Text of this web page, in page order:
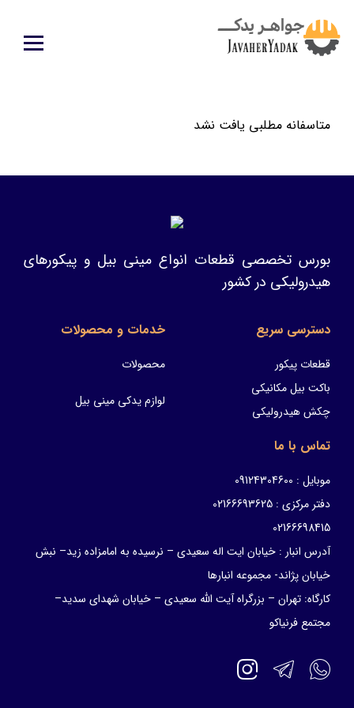
متاسفانه مطلبی یافت نشد
بورس تخصصی قطعات انواع مینی بیل و پیکورهای
هیدرولیکی در کشور
دسترسی سریع
قطعات پیکور
باکت بیل مکانیکی
چکش هیدرولیکی
خدمات و محصولات
محصولات
لوازم یدکی مینی بیل
تماس با ما
موبایل : 09124304600
دفتر مرکزی : 02166693625
02166698415
آدرس انبار : خیابان ایت اله سعیدی – نرسیده به امامزاده زید– نبش
خیابان پژاند- مجموعه انبارها
کارگاه: تهران – بزرگراه آیت الله سعیدی – خیابان شهدای سدید–
مجتمع فرنیاکو